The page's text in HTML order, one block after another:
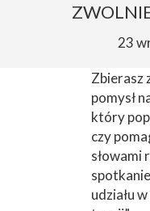
23
Zbierasz
pomysł
który
czy
słowami
udziału